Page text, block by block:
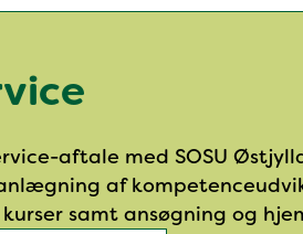
aftale med SOSU
af
samt ansøgning og